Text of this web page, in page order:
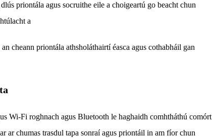
priontála agus socruithe eile a choigeartú go beacht chun
a
cheann priontála athsholáthairtí éasca agus cothabháil gan
Wi-Fi roghnach agus Bluetooth le haghaidh comhtháthú comórt
ar chumas trasdul tapa sonraí agus priontáil in am fíor chun